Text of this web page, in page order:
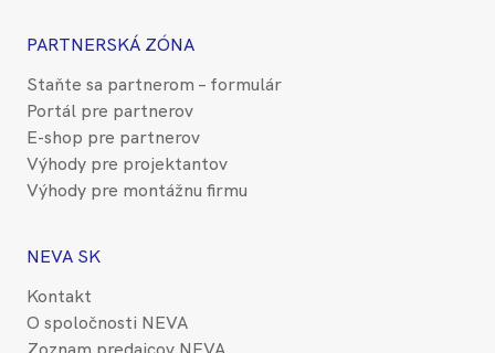
PARTNERSKÁ ZÓNA
Staňte sa partnerom – formulár
Portál pre partnerov
E-shop pre partnerov
Výhody pre projektantov
Výhody pre montážnu firmu
NEVA SK
Kontakt
O spoločnosti NEVA